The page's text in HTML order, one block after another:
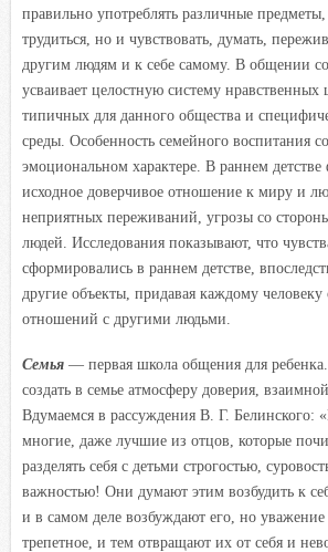
правильно употреблять различные предметы,
трудиться, но и чувствовать, думать,
другим людям и к себе самому. В общении
усваивает целостную систему нравственных
типичных для данного общества и
среды. Особенность семейного воспитания
эмоциональном характере. В раннем детстве
исходное доверчивое отношение к миру и
неприятных переживаний, угрозы со
людей. Исследования показывают, что
сформировались в раннем детстве,
другие объекты, придавая каждому человеку
отношений с другими людьми.
Семья — первая школа общения для
создать в семье атмосферу доверия,
Вдумаемся в рассуждения В. Г. Белинского:
многие, даже лучшие из отцов, которые
разделять себя с детьми строгостью,
важностью! Они думают этим возбудить к
и в самом деле возбуждают его, но уважение
трепетное, и тем отвращают их от себя и